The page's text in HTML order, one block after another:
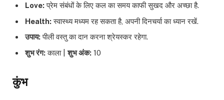
Love:प्रेम संबंधों के लिए कल का समय काफी सुखद और अच्छा है.
Health:स्वास्थ्य मध्यम रह सकता है, अपनी दिनचर्या का ध्यान रखें.
उपाय:पीली वस्तु का दान करना श्रेयस्कर रहेगा.
शुभ रंग:काला |शुभ अंक: 10
कुंभ